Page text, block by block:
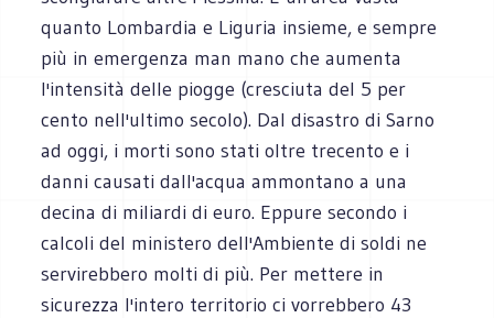
quanto Lombardia e Liguria insieme, e sempre
più in emergenza man mano che aumenta
l'intensità delle piogge (cresciuta del 5 per
cento nell'ultimo secolo). Dal disastro di Sarno
ad oggi, i morti sono stati oltre trecento e i
danni causati dall'acqua ammontano a una
decina di miliardi di euro. Eppure secondo i
calcoli del ministero dell'Ambiente di soldi ne
servirebbero molti di più. Per mettere in
sicurezza l'intero territorio ci vorrebbero 43